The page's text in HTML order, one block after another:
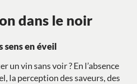
dans le noir
en éveil
un vin sans voir ? En l’absence
la perception des saveurs, des